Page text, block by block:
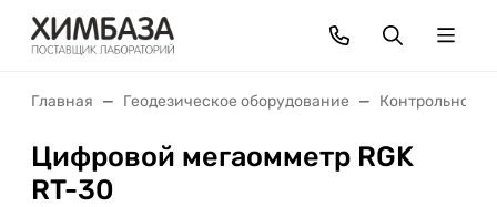
Главная Геодезическое оборудование Контрольно-
Цифровой мегаомметр RGK
RT-30